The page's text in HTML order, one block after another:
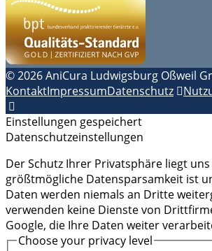
© 2026 AniCura Ludwigsburg Oßweil
KontaktImpressumDatenschutz
Einstellungen gespeichert
Datenschutzeinstellungen
Der Schutz Ihrer Privatsphäre liegt
größtmögliche Datensparsamkeit ist
Daten werden niemals an Dritte
verwenden keine Dienste von
Google, die Ihre Daten weiter
Choose your privacy level